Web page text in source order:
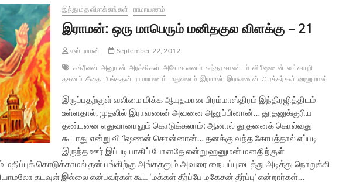
இந்து மத விளக்கங்கள் ராமாயணம்
இராமன்: ஒரு மாபெரும் மனிதகுல விளக்கு – 21
எஸ்.ராமன்
September 22, 2012
சுக்ரீவன் அனுமன் அரக்கிகள் அசோக வனம் சுந்தர காண்டம் விபீஷணன் லங்காபுரி
தகனம் சீதை அங்கதன் ராமாயணம் மதுவனம் இராமன் இராவணன் அரக்கர்கள் ஹனுமான்
இருப்பதற்குள் வலிமை மிக்க ஆயுதமான பிரம்மாஸ்திரம் இந்திரஜித்திடம்
உள்ளதால், முதலில் இராவணன் அவனை அனுப்பினான்… தூதனுக்குரிய
தண்டனை எதுவானாலும் கொடுக்கலாம்; ஆனால் தூதனைக் கொல்வது
கூடாது என்று விபீஷணன் சொன்னான்… தனக்கு வந்த கோபத்தால் எப்படி
இருந்த ஊர் இப்படியாகிப் போனதே என்று ஹனுமன் மனதிற்குள்
மதிப்புக் கொடுக்காமல் தன் பங்கிற்கு அங்கதனும் அவரை நையப்புடைத்து அடித்து நொறுக்கி
கடவுள் இல்லை என்பவர்கள் கூட ‘மக்கள் தீர்ப்பே மகேசன் தீர்ப்பு’ என்றார்கள்…